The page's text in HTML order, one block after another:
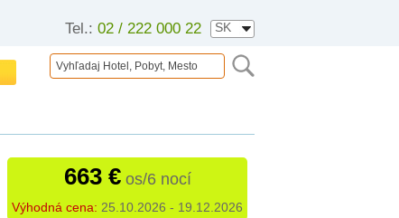
Tel.: 02 / 222 000 22
663 €os/6 nocí
Výhodná cena: 25.10.2026 - 19.12.2026